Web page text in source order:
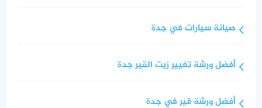
صيانة سيارات في جدة
أفضل ورشة تغيير زيت القير جدة
أفضل ورشة قير في جدة